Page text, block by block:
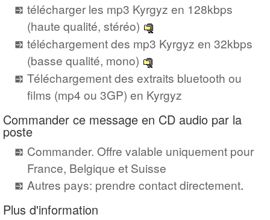
télécharger les mp3 Kyrgyz en 128kbps
(haute qualité, stéréo)
téléchargement des mp3 Kyrgyz en 32kbps
(basse qualité, mono)
Téléchargement des extraits bluetooth ou
films (mp4 ou 3GP) en Kyrgyz
Commander ce message en CD audio par la
poste
Commander. Offre valable uniquement pour
France, Belgique et Suisse
Autres pays: prendre contact directement.
Plus d'information